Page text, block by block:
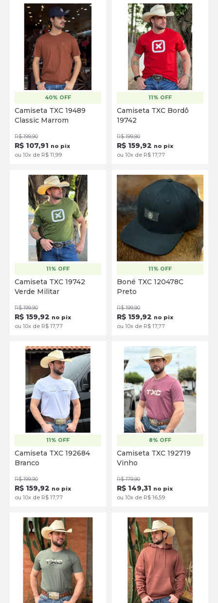
M G
SELECIONE
40% OFF
Camiseta TXC 19489
Classic Marrom
R$ 199,90
R$ 107,91 no pix
ou 10x de R$ 11,99
M G
11% OFF
Camiseta TXC Bordô
19742
R$ 199,90
R$ 159,92 no pix
ou 10x de R$ 17,77
M G
SELECIONE
11% OFF
Camiseta TXC 19742
Verde Militar
R$ 199,90
R$ 159,92 no pix
ou 10x de R$ 17,77
Único
11% OFF
Boné TXC 120478C
Preto
R$ 199,90
R$ 159,92 no pix
ou 10x de R$ 17,77
G GG
11% OFF
Camiseta TXC 192684
Branco
R$ 199,90
R$ 159,92 no pix
ou 10x de R$ 17,77
G GG
8% OFF
Camiseta TXC 192719
Vinho
R$ 179,90
R$ 149,31 no pix
ou 10x de R$ 16,59